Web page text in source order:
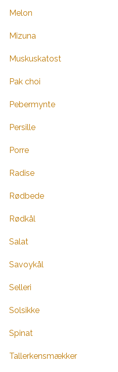
Melon
Mizuna
Muskuskatost
Pak choi
Pebermynte
Persille
Porre
Radise
Rødbede
Rødkål
Salat
Savoykål
Selleri
Solsikke
Spinat
Tallerkensmækker